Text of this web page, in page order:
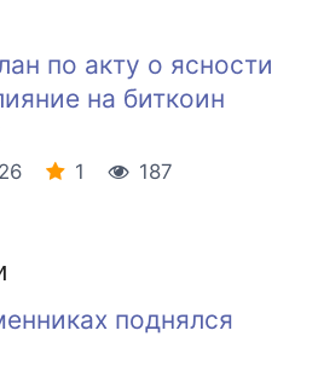
по акту о ясности
на биткоин
1
187
поднялся